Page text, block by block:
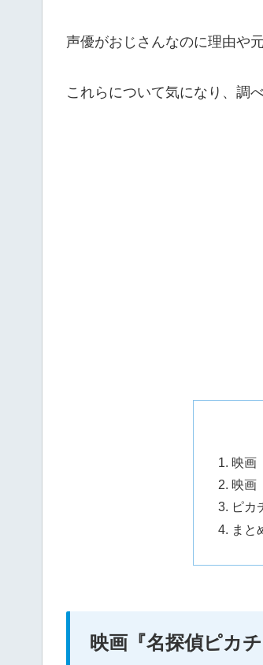
声優がおじさんなのに理由や
これらについて気になり、調
映画
映画
ピカ
まと
映画『名探偵ピカ